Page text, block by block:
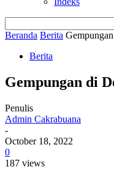
Beranda Berita
Berita
Gempungan di
Penulis
Admin Cakrabuana
-
October 18, 2022
0
187 views